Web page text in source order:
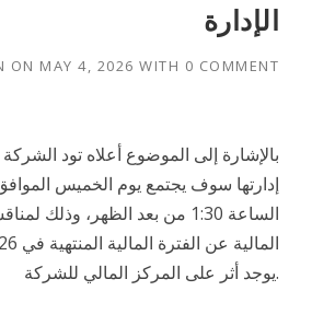
الإدارة
ON MAY 4, 2026 WITH 0 COMMENT
بالإشارة إلى الموضوع أعلاه تود
الساعة 1:30 من بعد الظهر، وذلك
يوجد أثر على المركز المالي للشركة.